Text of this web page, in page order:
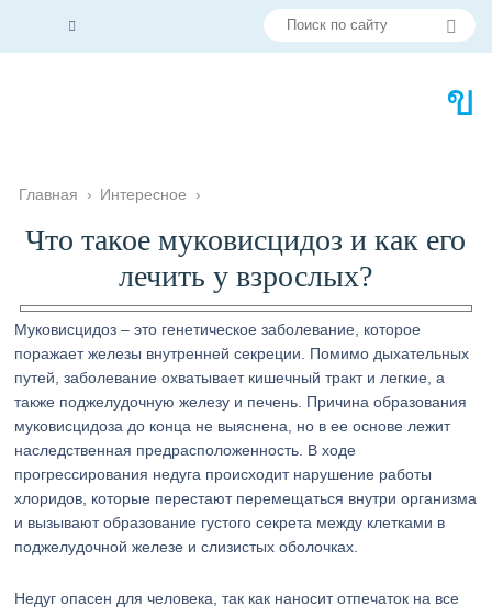
Главная › Интересное ›
Что такое муковисцидоз и как его
лечить у взрослых?
Муковисцидоз – это генетическое заболевание, которое
поражает железы внутренней секреции. Помимо дыхательных
путей, заболевание охватывает кишечный тракт и легкие, а
также поджелудочную железу и печень. Причина образования
муковисцидоза до конца не выяснена, но в ее основе лежит
наследственная предрасположенность. В ходе
прогрессирования недуга происходит нарушение работы
хлоридов, которые перестают перемещаться внутри организма
и вызывают образование густого секрета между клетками в
поджелудочной железе и слизистых оболочках.
Недуг опасен для человека, так как наносит отпечаток на все